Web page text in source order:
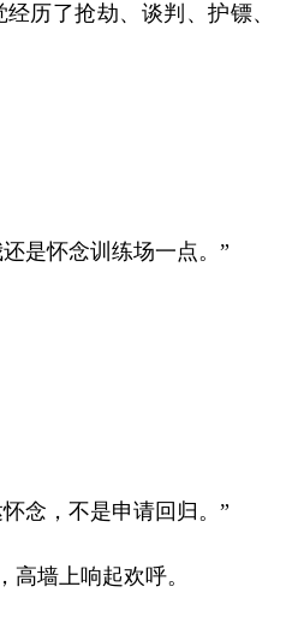
历了抢劫、谈判、护镖、
是怀念训练场一点。”
念，不是申请回归。”
高墙上响起欢呼。